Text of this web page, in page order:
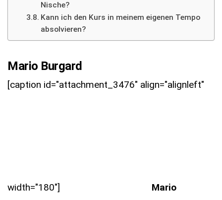
Nische?
Kann ich den Kurs in meinem eigenen Tempo
absolvieren?
Mario Burgard
[caption id="attachment_3476" align="alignleft"
width="180"] Mario